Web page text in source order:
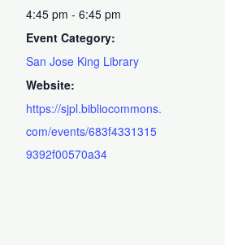
4:45 pm - 6:45 pm
Event Category:
San Jose King Library
Website:
https://sjpl.bibliocommons.
com/events/683f4331315
9392f00570a34